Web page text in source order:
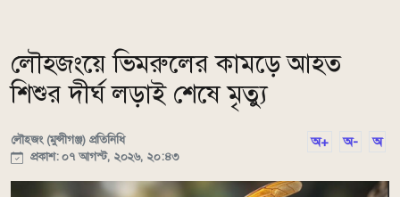
লৌহজংয়ে ভিমরুলের কামড়ে আহত
শিশুর দীর্ঘ লড়াই শেষে মৃত্যু
লৌহজং (মুন্সীগঞ্জ) প্রতিনিধি
প্রকাশ: ০৭ আগস্ট, ২০২৬, ২০:৪৩
অ+ অ- অ